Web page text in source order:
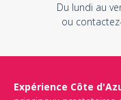
Du lundi au
ou
Expérience Côte